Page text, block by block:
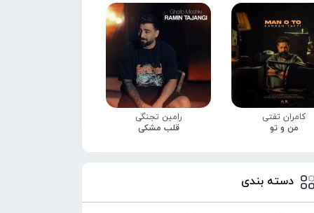
کامران تفتی
من و تو
رامین تجنگی
قلب مشکی
دسته بندی